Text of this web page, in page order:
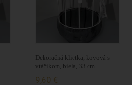
Dekoračná klietka, kovová s
vtáčikom, biela, 33 cm
9,60 €